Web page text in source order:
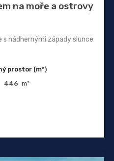
na moře a ostrovy
s nádhernými západy slunce
prostor (m²)
446 m²